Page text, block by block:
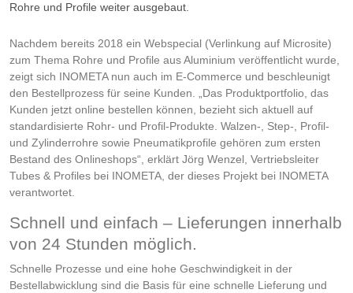
Rohre und Profile weiter ausgebaut.
Nachdem bereits 2018 ein Webspecial (Verlinkung auf Microsite)
zum Thema Rohre und Profile aus Aluminium veröffentlicht wurde,
zeigt sich INOMETA nun auch im E-Commerce und beschleunigt
den Bestellprozess für seine Kunden. „Das Produktportfolio, das
Kunden jetzt online bestellen können, bezieht sich aktuell auf
standardisierte Rohr- und Profil-Produkte. Walzen-, Step-, Profil-
und Zylinderrohre sowie Pneumatikprofile gehören zum ersten
Bestand des Onlineshops“, erklärt Jörg Wenzel, Vertriebsleiter
Tubes & Profiles bei INOMETA, der dieses Projekt bei INOMETA
verantwortet.
Schnell und einfach – Lieferungen innerhalb
von 24 Stunden möglich.
Schnelle Prozesse und eine hohe Geschwindigkeit in der
Bestellabwicklung sind die Basis für eine schnelle Lieferung und